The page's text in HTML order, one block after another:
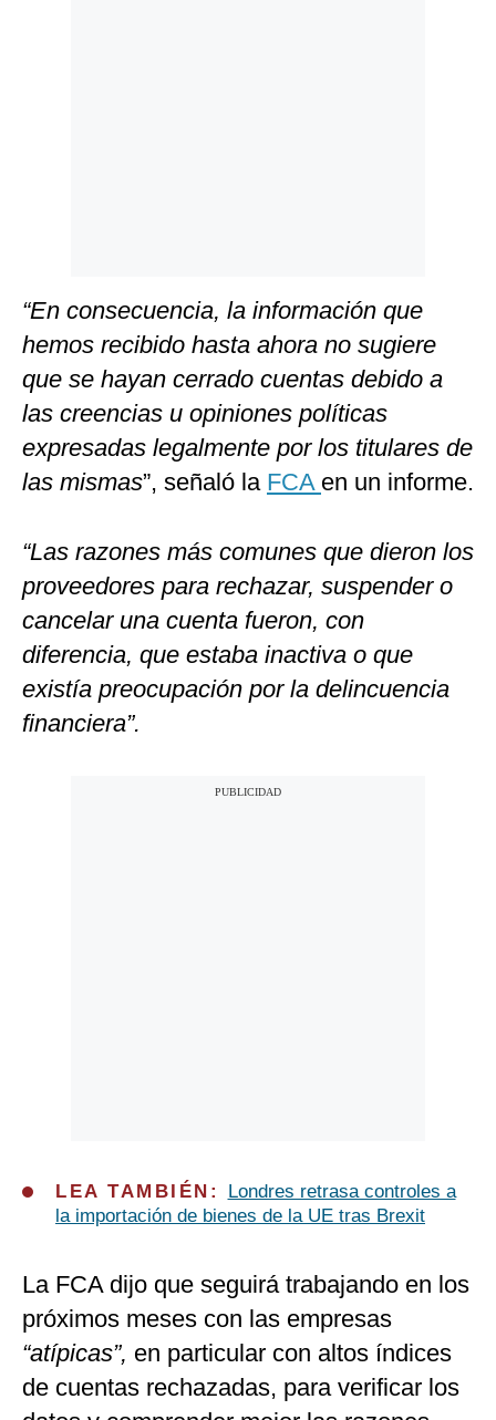
“En consecuencia, la información que
hemos recibido hasta ahora no sugiere
que se hayan cerrado cuentas debido a
las creencias u opiniones políticas
expresadas legalmente por los titulares de
las mismas”, señaló la FCA en un informe.
“Las razones más comunes que dieron los
proveedores para rechazar, suspender o
cancelar una cuenta fueron, con
diferencia, que estaba inactiva o que
existía preocupación por la delincuencia
financiera”.
LEA TAMBIÉN:
Londres retrasa controles a
la importación de bienes de la UE tras Brexit
La FCA dijo que seguirá trabajando en los
próximos meses con las empresas
“atípicas”, en particular con altos índices
de cuentas rechazadas, para verificar los